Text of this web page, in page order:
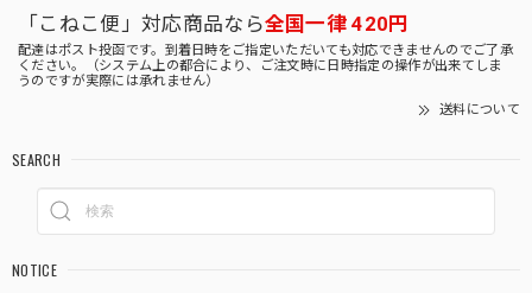
「こねこ便」対応商品なら全国一律 420円
配達はポスト投函です。到着日時をご指定いただいても対応できませんのでご了承
ください。（システム上の都合により、ご注文時に日時指定の操作が出来てしま
うのですが実際には承れません）
送料について
SEARCH
NOTICE